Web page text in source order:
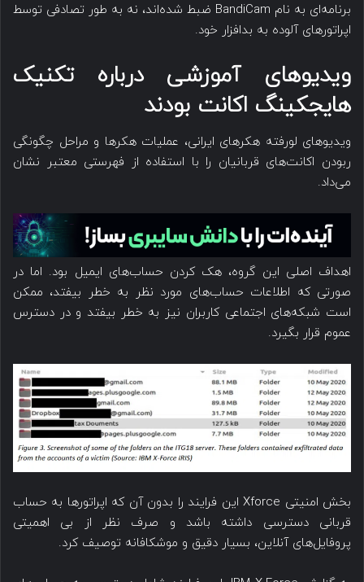
برنامه‌ای به نام BandiCam ضبط شده‌اند، نه به طور تصادفی توسط
اپراتورهای آلوده به بدافزار خود.
ویدیو‌های آموزشی درباره تکنیک
هایجکینگ اکانت بودند
ویدیوهای لورفته هکرهای ایرانی، عملیات هکرها و مراحل چگونگی
ربودن اکانت‌های قربانیان را با استفاده از فهرستی معتبر نشان
می‌داد.
اهداف اصلی این گروه، هک کردن حساب‌های ایمیل بود. اما در
صورتی که اطلاعات حساب‌های مورد نظر به خطر بیفتد، ممکن
است شبکه‌های اجتماعی کاربران نیز به خطر بیفتد و در دسترس
عموم قرار بگیرد.
بخش امنیتی Xforce این فرایند را بدون آن که اپراتورها به حساب
قربانی دسترسی داشته باشد و صرف نظر از بی اهمیتی
پروفایل‌های آنلاین، بسیار دقیق و موشکافانه توصیف کرد.